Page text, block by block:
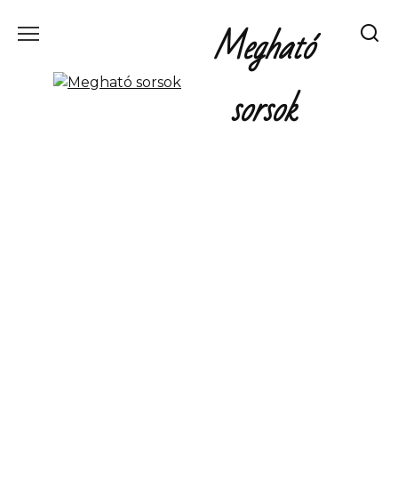
Megható
sorsok